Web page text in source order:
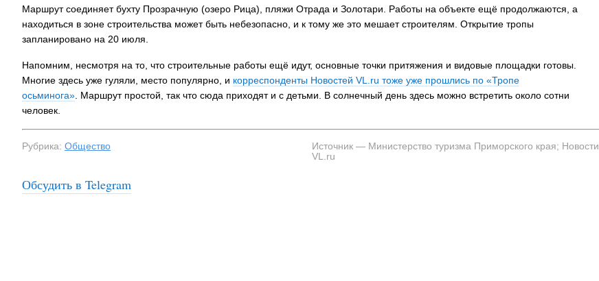
Маршрут соединяет бухту Прозрачную (озеро Рица), пляжи Отрада и Золотари. Работы на объекте ещё продолжаются, а
находиться в зоне строительства может быть небезопасно, и к тому же это мешает строителям. Открытие тропы
запланировано на 20 июля.
Напомним, несмотря на то, что строительные работы ещё идут, основные точки притяжения и видовые площадки готовы.
Многие здесь уже гуляли, место популярно, и корреспонденты Новостей VL.ru тоже уже прошлись по «Тропе
осьминога» . Маршрут простой, так что сюда приходят и с детьми. В солнечный день здесь можно встретить около сотни
человек.
Рубрика: Общество
Источник — Министерство туризма Приморского края; Новости
VL.ru
Обсудить в Telegram